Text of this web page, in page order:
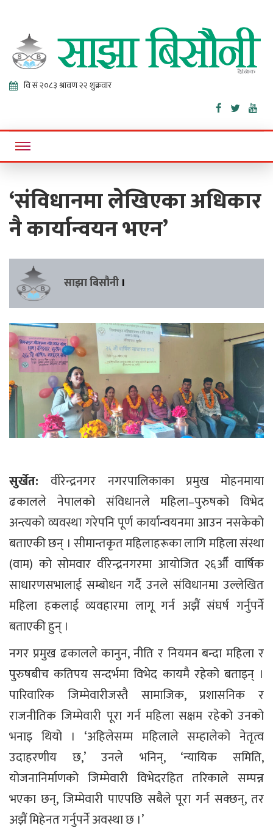
Sajha
Bisaunee
Online News Portal
‘संविधानमा लेखिएका अधिकार
नै कार्यान्वयन भएन’
साझा बिसौनी ।
सुर्खेत:वीरेन्द्रनगर नगरपालिकाका प्रमुख मोहनमाया
ढकालले नेपालको संविधानले महिला–पुरुषको विभेद
अन्त्यको व्यवस्था गरेपनि पूर्ण कार्यान्वयनमा आउन नसकेको
बताएकी छन् । सीमान्तकृत महिलाहरूका लागि महिला संस्था
(वाम) को सोमवार वीरेन्द्रनगरमा आयोजित २६औँ वार्षिक
साधारणसभालाई सम्बोधन गर्दै उनले संविधानमा उल्लेखित
महिला हकलाई व्यवहारमा लागू गर्न अझैं संघर्ष गर्नुपर्ने
बताएकी हुन् ।
नगर प्रमुख ढकालले कानुन, नीति र नियमन बन्दा महिला र
पुरुषबीच कतिपय सन्दर्भमा विभेद कायमै रहेको बताइन् ।
पारिवारिक जिम्मेवारीजस्तै सामाजिक, प्रशासनिक र
राजनीतिक जिम्मेवारी पूरा गर्न महिला सक्षम रहेको उनको
भनाइ थियो । ‘अहिलेसम्म महिलाले सम्हालेको नेतृत्व
उदाहरणीय छ,’ उनले भनिन्, ‘न्यायिक समिति,
योजनानिर्माणको जिम्मेवारी विभेदरहित तरिकाले सम्पन्न
भएका छन्, जिम्मेवारी पाएपछि सबैले पूरा गर्न सक्छन्, तर
अझैं मिहेनत गर्नुपर्ने अवस्था छ ।’